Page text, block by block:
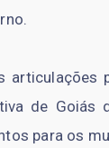
articulações
de Goiás
para os